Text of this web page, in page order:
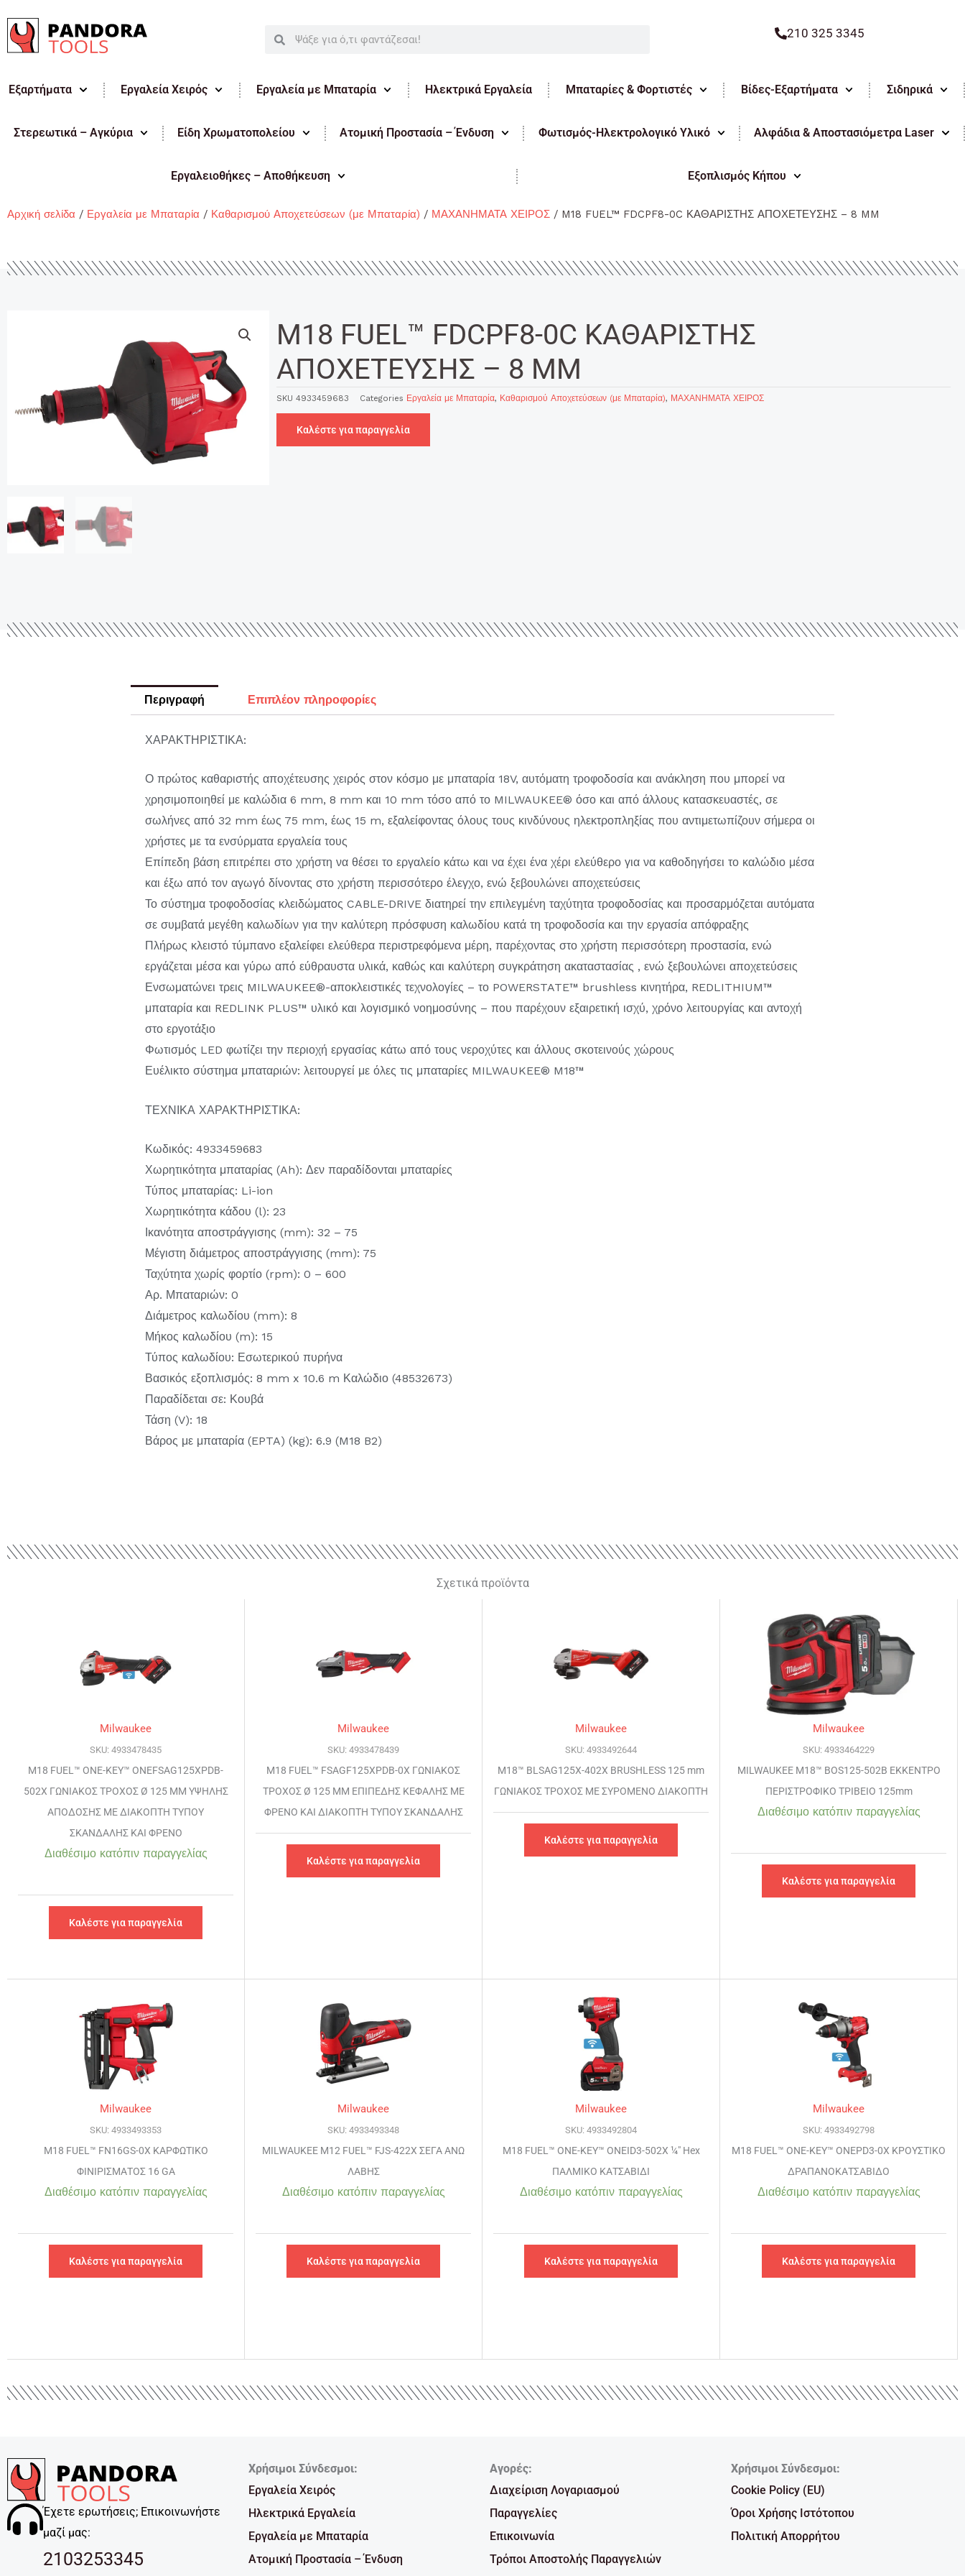
στο
περιεχόμενο
SearchSearch 210 325 3345
Εξαρτήματα Εργαλεία Χειρός Εργαλεία με Μπαταρία Ηλεκτρικά Εργαλεία Μπαταρίες & Φορτιστές Βίδες-Εξαρτήματα Σιδηρικά
Στερεωτικά – Αγκύρια Είδη Χρωματοπολείου Ατομική Προστασία – Ένδυση Φωτισμός-Ηλεκτρολογικό Υλικό Αλφάδια & Αποστασιόμετρα Laser
Εργαλειοθήκες – Αποθήκευση Εξοπλισμός Κήπου
Αρχική σελίδα / Εργαλεία με Μπαταρία / Καθαρισμού Αποχετεύσεων (με Μπαταρία) / ΜΑΧΑΝΗΜΑΤΑ ΧΕΙΡΟΣ / M18 FUEL™ FDCPF8-0C ΚΑΘΑΡΙΣΤΗΣ ΑΠΟΧΕΤΕΥΣΗΣ – 8 MM
M18 FUEL™ FDCPF8-0C ΚΑΘΑΡΙΣΤΗΣ
ΑΠΟΧΕΤΕΥΣΗΣ – 8 MM
SKU 4933459683 Categories Εργαλεία με Μπαταρία, Καθαρισμού Αποχετεύσεων (με Μπαταρία), ΜΑΧΑΝΗΜΑΤΑ ΧΕΙΡΟΣ
Καλέστε για παραγγελία
Περιγραφή Επιπλέον πληροφορίες
ΧΑΡΑΚΤΗΡΙΣΤΙΚΑ:
Ο πρώτος καθαριστής αποχέτευσης χειρός στον κόσμο με μπαταρία 18V, αυτόματη τροφοδοσία και ανάκληση που μπορεί να
χρησιμοποιηθεί με καλώδια 6 mm, 8 mm και 10 mm τόσο από το MILWAUKEE® όσο και από άλλους κατασκευαστές, σε
σωλήνες από 32 mm έως 75 mm, έως 15 m, εξαλείφοντας όλους τους κινδύνους ηλεκτροπληξίας που αντιμετωπίζουν σήμερα οι
χρήστες με τα ενσύρματα εργαλεία τους
Επίπεδη βάση επιτρέπει στο χρήστη να θέσει το εργαλείο κάτω και να έχει ένα χέρι ελεύθερο για να καθοδηγήσει το καλώδιο μέσα
και έξω από τον αγωγό δίνοντας στο χρήστη περισσότερο έλεγχο, ενώ ξεβουλώνει αποχετεύσεις
Το σύστημα τροφοδοσίας κλειδώματος CABLE-DRIVE διατηρεί την επιλεγμένη ταχύτητα τροφοδοσίας και προσαρμόζεται αυτόματα
σε συμβατά μεγέθη καλωδίων για την καλύτερη πρόσφυση καλωδίου κατά τη τροφοδοσία και την εργασία απόφραξης
Πλήρως κλειστό τύμπανο εξαλείφει ελεύθερα περιστρεφόμενα μέρη, παρέχοντας στο χρήστη περισσότερη προστασία, ενώ
εργάζεται μέσα και γύρω από εύθραυστα υλικά, καθώς και καλύτερη συγκράτηση ακαταστασίας , ενώ ξεβουλώνει αποχετεύσεις
Ενσωματώνει τρεις MILWAUKEE®-αποκλειστικές τεχνολογίες – το POWERSTATE™ brushless κινητήρα, REDLITHIUM™
μπαταρία και REDLINK PLUS™ υλικό και λογισμικό νοημοσύνης – που παρέχουν εξαιρετική ισχύ, χρόνο λειτουργίας και αντοχή
στο εργοτάξιο
Φωτισμός LED φωτίζει την περιοχή εργασίας κάτω από τους νεροχύτες και άλλους σκοτεινούς χώρους
Ευέλικτο σύστημα μπαταριών: λειτουργεί με όλες τις μπαταρίες MILWAUKEE® M18™
ΤΕΧΝΙΚΑ ΧΑΡΑΚΤΗΡΙΣΤΙΚΑ:
Κωδικός: 4933459683
Χωρητικότητα μπαταρίας (Ah): Δεν παραδίδονται μπαταρίες
Τύπος μπαταρίας: Li-ion
Χωρητικότητα κάδου (l): 23
Ικανότητα αποστράγγισης (mm): 32 – 75
Μέγιστη διάμετρος αποστράγγισης (mm): 75
Ταχύτητα χωρίς φορτίο (rpm): 0 – 600
Αρ. Μπαταριών: 0
Διάμετρος καλωδίου (mm): 8
Μήκος καλωδίου (m): 15
Τύπος καλωδίου: Εσωτερικού πυρήνα
Βασικός εξοπλισμός: 8 mm x 10.6 m Καλώδιο (48532673)
Παραδίδεται σε: Κουβά
Τάση (V): 18
Βάρος με μπαταρία (EPTA) (kg): 6.9 (M18 B2)
Σχετικά προϊόντα
Milwaukee
SKU: 4933478435
M18 FUEL™ ONE-KEY™ ONEFSAG125XPDB-
502X ΓΩΝΙΑΚΟΣ ΤΡΟΧΟΣ Ø 125 MM ΥΨΗΛΗΣ
ΑΠΟΔΟΣΗΣ ΜΕ ΔΙΑΚΟΠΤΗ ΤΥΠΟΥ
ΣΚΑΝΔΑΛΗΣ ΚΑΙ ΦΡΕΝΟ
Διαθέσιμο κατόπιν παραγγελίας
Καλέστε για παραγγελία
Milwaukee
SKU: 4933478439
M18 FUEL™ FSAGF125XPDB-0X ΓΩΝΙΑΚΟΣ
ΤΡΟΧΟΣ Ø 125 MM ΕΠΙΠΕΔΗΣ ΚΕΦΑΛΗΣ ΜΕ
ΦΡΕΝΟ ΚΑΙ ΔΙΑΚΟΠΤΗ ΤΥΠΟΥ ΣΚΑΝΔΑΛΗΣ
Καλέστε για παραγγελία
Milwaukee
SKU: 4933492644
M18™ BLSAG125X-402X BRUSHLESS 125 mm
ΓΩΝΙΑΚΟΣ ΤΡΟΧΟΣ ΜΕ ΣΥΡΟΜΕΝΟ ΔΙΑΚΟΠΤΗ
Καλέστε για παραγγελία
Milwaukee
SKU: 4933464229
MILWAUKEE M18™ BOS125-502B ΕΚΚΕΝΤΡΟ
ΠΕΡΙΣΤΡΟΦΙΚΟ ΤΡΙΒΕΙΟ 125mm
Διαθέσιμο κατόπιν παραγγελίας
Καλέστε για παραγγελία
Milwaukee
SKU: 4933493353
M18 FUEL™ FN16GS-0X ΚΑΡΦΩΤΙΚΟ
ΦΙΝΙΡΙΣΜΑΤΟΣ 16 GA
Διαθέσιμο κατόπιν παραγγελίας
Καλέστε για παραγγελία
Milwaukee
SKU: 4933493348
MILWAUKEE M12 FUEL™ FJS-422X ΣΕΓΑ ΑΝΩ
ΛΑΒΗΣ
Διαθέσιμο κατόπιν παραγγελίας
Καλέστε για παραγγελία
Milwaukee
SKU: 4933492804
M18 FUEL™ ONE-KEY™ ONEID3-502X ¼″ Hex
ΠΑΛΜΙΚΟ ΚΑΤΣΑΒΙΔΙ
Διαθέσιμο κατόπιν παραγγελίας
Καλέστε για παραγγελία
Milwaukee
SKU: 4933492798
M18 FUEL™ ONE-KEY™ ONEPD3-0X ΚΡΟΥΣΤΙΚΟ
ΔΡΑΠΑΝΟΚΑΤΣΑΒΙΔΟ
Διαθέσιμο κατόπιν παραγγελίας
Καλέστε για παραγγελία
Έχετε ερωτήσεις; Επικοινωνήστε
μαζί μας:
2103253345
Χρήσιμοι Σύνδεσμοι:
Εργαλεία Χειρός
Ηλεκτρικά Εργαλεία
Εργαλεία με Μπαταρία
Ατομική Προστασία – Ένδυση
Αγορές:
Διαχείριση Λογαριασμού
Παραγγελίες
Επικοινωνία
Τρόποι Αποστολής Παραγγελιών
Χρήσιμοι Σύνδεσμοι:
Cookie Policy (EU)
Όροι Χρήσης Ιστότοπου
Πολιτική Απορρήτου